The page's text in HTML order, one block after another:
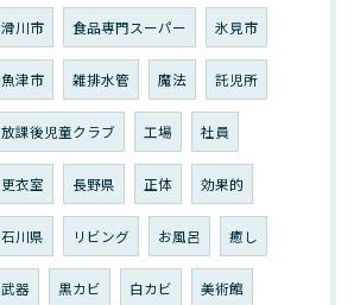
滑川市 食品専門スーパー 氷見市
魚津市 雑排水管 魔法 託児所
放課後児童クラブ 工場 社員
更衣室 長野県 正体 効果的
石川県 リビング お風呂 癒し
武器 黒カビ 白カビ 美術館